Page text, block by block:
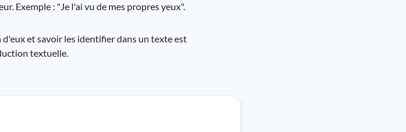
Exemple : "Je l'ai vu de mes propres yeux".
d'eux et savoir les identifier dans un texte est
textuelle.